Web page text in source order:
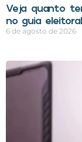
Veja quanto
no guia
6 de agosto de 2026